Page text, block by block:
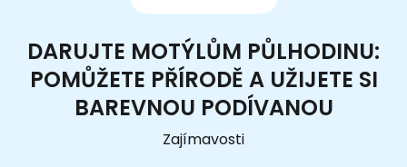
DARUJTE MOTÝLŮM PŮLHODINU:
POMŮŽETE PŘÍRODĚ A UŽIJETE SI
BAREVNOU PODÍVANOU
Zajímavosti